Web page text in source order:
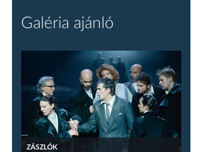
Galéria ajánló
ZÁSZLÓK